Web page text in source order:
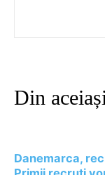
Din
Danemarca,